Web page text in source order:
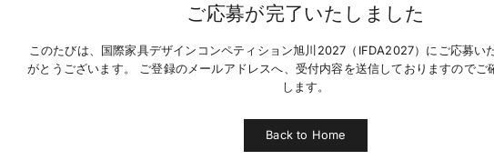
ご応募が完了いたしました
このたびは、国際家具デザインコンペティション旭川2027（IFDA2027）にご応募い
がとうございます。 ご登録のメールアドレスへ、受付内容を送信しておりますのでご
します。
Back to Home